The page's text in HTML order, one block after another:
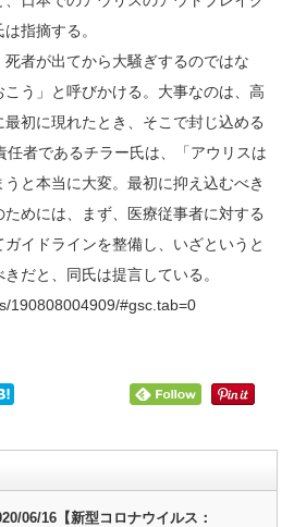
指摘する。
死者が出てから大騒ぎするのではな
う」と呼びかける。大事なのは、高
初に現れたとき、そこで封じ込める
任者であるチラー氏は、「アウリスは
と本当に大変。最初に抑え込むべき
めには、まず、医療従事者に対する
イドラインを整備し、いざというと
だと、同氏は提言している。
190808004909/#gsc.tab=0
06/16【新型コロナウイルス：